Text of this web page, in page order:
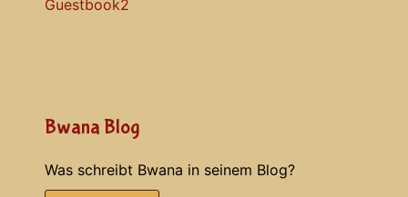
Bwana Blog
Was schreibt Bwana in seinem Blog?